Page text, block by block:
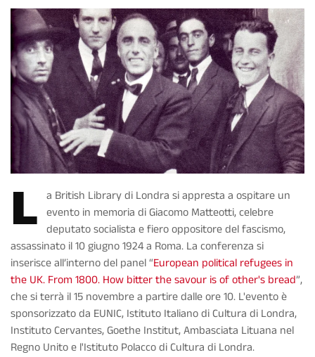
L a British Library di Londra si appresta a ospitare un
evento in memoria di Giacomo Matteotti, celebre
deputato socialista e fiero oppositore del fascismo,
assassinato il 10 giugno 1924 a Roma. La conferenza si
inserisce all’interno del panel “European political refugees in
the UK. From 1800. How bitter the savour is of other's bread”,
che si terrà il 15 novembre a partire dalle ore 10. L'evento è
sponsorizzato da EUNIC, Istituto Italiano di Cultura di Londra,
Instituto Cervantes, Goethe Institut, Ambasciata Lituana nel
Regno Unito e l'Istituto Polacco di Cultura di Londra.